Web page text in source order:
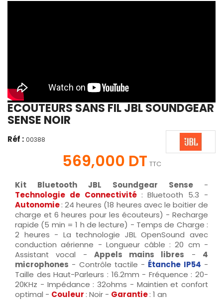
ECOUTEURS SANS FIL JBL SOUNDGEAR
SENSE NOIR
Réf : 00388
569,000 DT TTC
Kit Bluetooth JBL Soundgear Sense -
Technologie de Connectivité : Bluetooth 5.3 -
Autonomie: 24 heures (18 heures avec le boitier de
charge et 6 heures pour les écouteurs) - Recharge
rapide (5 min = 1 h de lecture) - Temps de Charge :
2 heures - La technologie JBL OpenSound avec
conduction aérienne - Longueur câble : 20 cm -
Assistant vocal - Appels mains libres - 4
microphones - Contrôle tactile - Étanche IP54 -
Taille des Haut-Parleurs : 16.2mm - Fréquence : 20-
20KHz - Impédance : 32ohms - Maintien et confort
optimal - Couleur : Noir - Garantie: 1 an